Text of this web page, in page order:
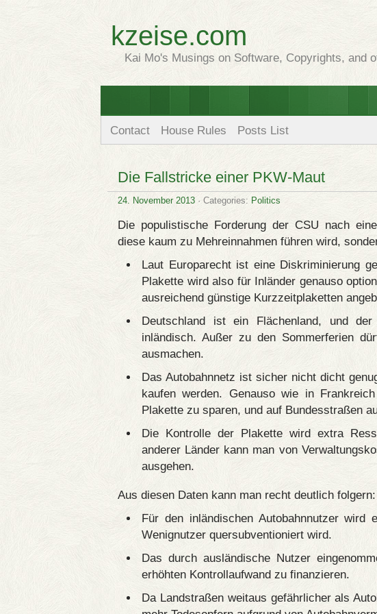
kzeise.com
Kai Mo's Musings on Software, Copyrights, and
Contact House Rules Posts List
Die Fallstricke einer PKW-Maut
24. November 2013 · Categories: Politics
Die populistische Forderung der CSU nach
diese kaum zu Mehreinnahmen führen wird,
Laut Europarecht ist eine Diskriminierung
Plakette wird also für Inländer genauso
ausreichend günstige Kurzzeitplaketten
Deutschland ist ein Flächenland, und
inländisch. Außer zu den Sommerferien
ausmachen.
Das Autobahnnetz ist sicher nicht dicht
kaufen werden. Genauso wie in
Plakette zu sparen, und auf Bundesstraßen
Die Kontrolle der Plakette wird extra
anderer Länder kann man von
ausgehen.
Aus diesen Daten kann man recht deutlich folgern:
Für den inländischen Autobahnnutzer
Wenignutzer quersubventioniert wird.
Das durch ausländische Nutzer
erhöhten Kontrollaufwand zu finanzieren.
Da Landstraßen weitaus gefährlicher als